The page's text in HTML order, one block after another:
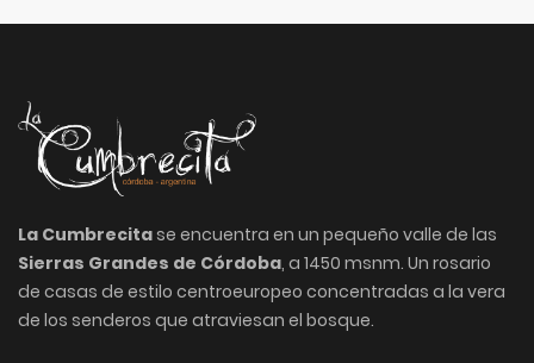
La Cumbrecitase encuentra en un pequeño valle de las
Sierras Grandes de Córdoba, a 1450 msnm. Un rosario
de casas de estilo centroeuropeo concentradas a la vera
de los senderos que atraviesan el bosque.